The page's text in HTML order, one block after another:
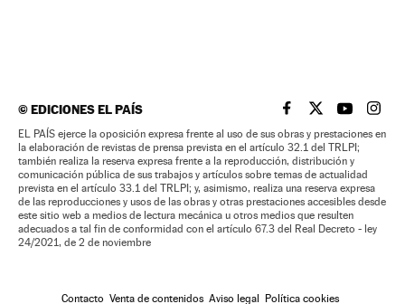
©EDICIONES EL PAÍS EL PAÍS BRASIL EN
EL PAÍSEL PAÍS
EL
EL PAÍS ejerce la oposición expresa frente al uso de sus obras y prestaciones en
la elaboración de revistas de prensa prevista en el artículo 32.1 del TRLPI;
también realiza la reserva expresa frente a la reproducción, distribución y
comunicación pública de sus trabajos y artículos sobre temas de actualidad
prevista en el artículo 33.1 del TRLPI; y, asimismo, realiza una reserva expresa
de las reproducciones y usos de las obras y otras prestaciones accesibles desde
este sitio web a medios de lectura mecánica u otros medios que resulten
adecuados a tal fin de conformidad con el artículo 67.3 del Real Decreto - ley
24/2021, de 2 de noviembre
Contacto Venta de contenidos Aviso legal Política cookies